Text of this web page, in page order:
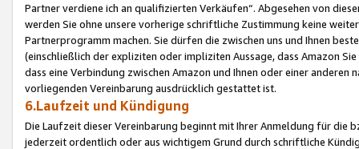
Partner verdiene ich an qualifizierten Verkäufen“. Abgesehen von
werden Sie ohne unsere vorherige schriftliche Zustimmung keine
Partnerprogramm machen. Sie dürfen die zwischen uns und Ihnen
(einschließlich der expliziten oder impliziten Aussage, dass Amazon
dass eine Verbindung zwischen Amazon und Ihnen oder einer
vorliegenden Vereinbarung ausdrücklich gestattet ist.
6.Laufzeit und Kündigung
Die Laufzeit dieser Vereinbarung beginnt mit Ihrer Anmeldung für die
jederzeit ordentlich oder aus wichtigem Grund durch schriftliche